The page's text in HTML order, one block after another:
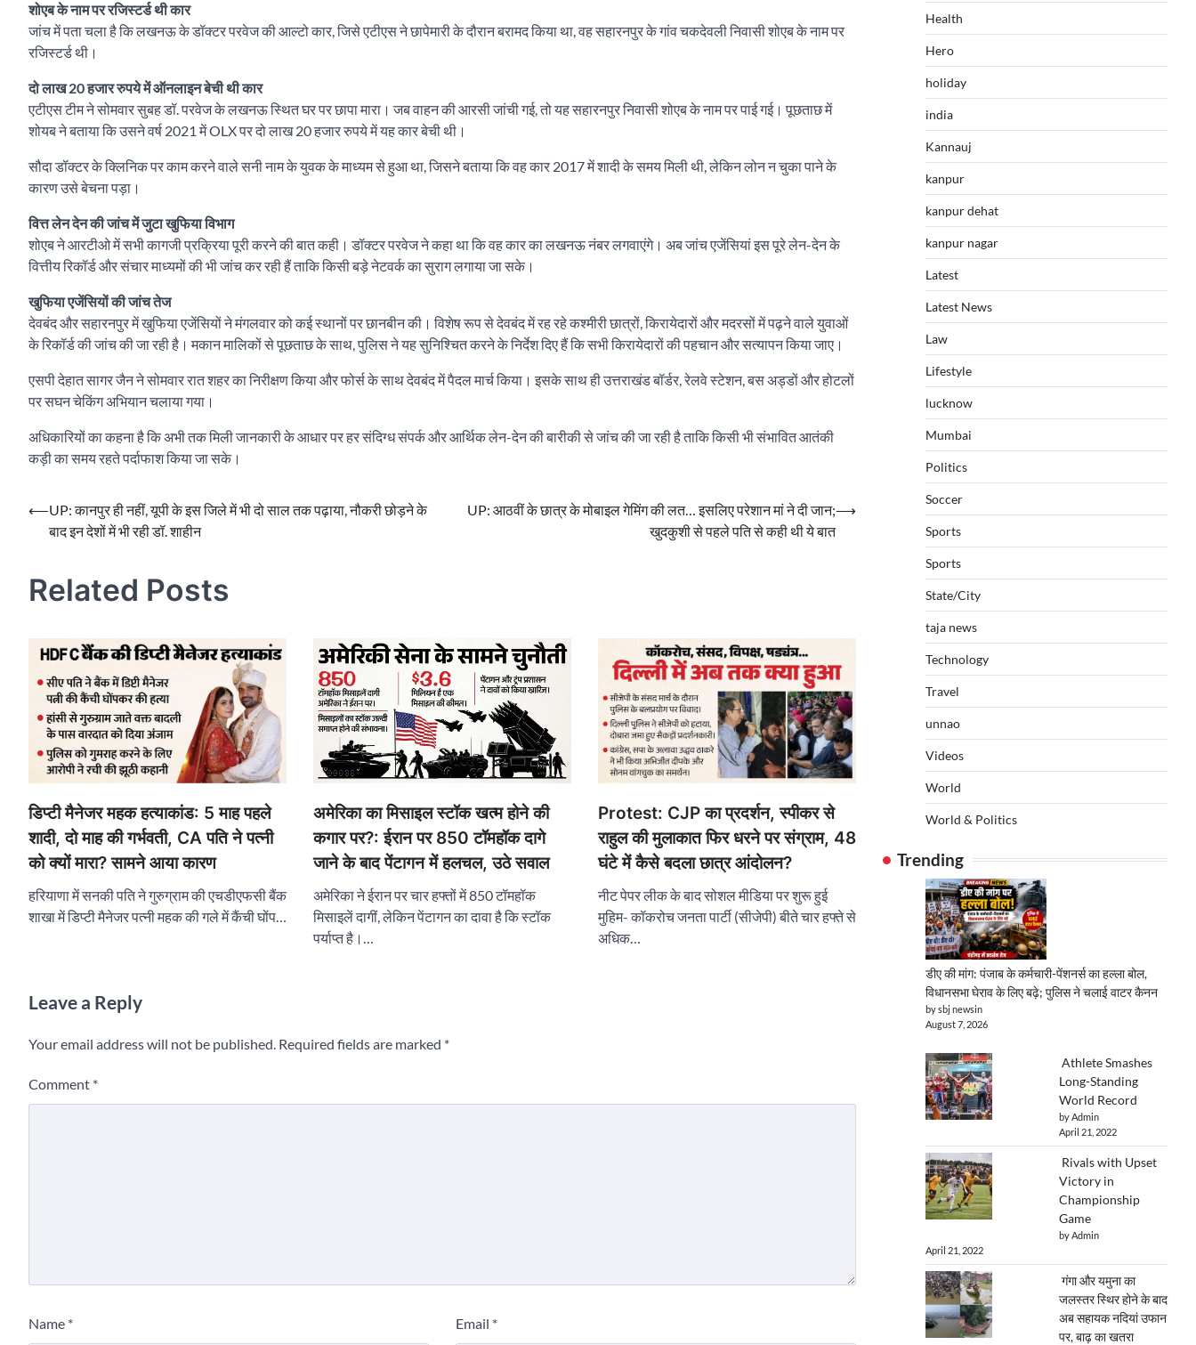
शोएब के नाम पर रजिस्टर्ड थी कार
जांच में पता चला है कि लखनऊ के डॉक्टर परवेज की आल्टो कार, जिसे एटीएस ने छापेमारी के दौरान बरामद किया था, वह सहारनपुर के गांव चकदेवली निवासी शोएब के नाम पर
रजिस्टर्ड थी।
दो लाख 20 हजार रुपये में ऑनलाइन बेची थी कार
एटीएस टीम ने सोमवार सुबह डॉ. परवेज के लखनऊ स्थित घर पर छापा मारा। जब वाहन की आरसी जांची गई, तो यह सहारनपुर निवासी शोएब के नाम पर पाई गई। पूछताछ में
शोयब ने बताया कि उसने वर्ष 2021 में OLX पर दो लाख 20 हजार रुपये में यह कार बेची थी।
सौदा डॉक्टर के क्लिनिक पर काम करने वाले सनी नाम के युवक के माध्यम से हुआ था, जिसने बताया कि वह कार 2017 में शादी के समय मिली थी, लेकिन लोन न चुका पाने के
कारण उसे बेचना पड़ा।
वित्त लेन देन की जांच में जुटा खुफिया विभाग
शोएब ने आरटीओ में सभी कागजी प्रक्रिया पूरी करने की बात कही। डॉक्टर परवेज ने कहा था कि वह कार का लखनऊ नंबर लगवाएंगे। अब जांच एजेंसियां इस पूरे लेन-देन के
वित्तीय रिकॉर्ड और संचार माध्यमों की भी जांच कर रही हैं ताकि किसी बड़े नेटवर्क का सुराग लगाया जा सके।
खुफिया एजेंसियों की जांच तेज
देवबंद और सहारनपुर में खुफिया एजेंसियों ने मंगलवार को कई स्थानों पर छानबीन की। विशेष रूप से देवबंद में रह रहे कश्मीरी छात्रों, किरायेदारों और मदरसों में पढ़ने वाले युवाओं
के रिकॉर्ड की जांच की जा रही है। मकान मालिकों से पूछताछ के साथ, पुलिस ने यह सुनिश्चित करने के निर्देश दिए हैं कि सभी किरायेदारों की पहचान और सत्यापन किया जाए।
एसपी देहात सागर जैन ने सोमवार रात शहर का निरीक्षण किया और फोर्स के साथ देवबंद में पैदल मार्च किया। इसके साथ ही उत्तराखंड बॉर्डर, रेलवे स्टेशन, बस अड्डों और होटलों
पर सघन चेकिंग अभियान चलाया गया।
अधिकारियों का कहना है कि अभी तक मिली जानकारी के आधार पर हर संदिग्ध संपर्क और आर्थिक लेन-देन की बारीकी से जांच की जा रही है ताकि किसी भी संभावित आतंकी
कड़ी का समय रहते पर्दाफाश किया जा सके।
Post
navigation
⟵UP: कानपुर ही नहीं, यूपी के इस जिले में भी दो साल तक पढ़ाया, नौकरी छोड़ने के
बाद इन देशों में भी रही डॉ. शाहीन
UP: आठवीं के छात्र के मोबाइल गेमिंग की लत… इसलिए परेशान मां ने दी जान;
खुदकुशी से पहले पति से कही थी ये बात
⟶
Related Posts
डिप्टी मैनेजर महक हत्याकांड: 5 माह पहले
शादी, दो माह की गर्भवती, CA पति ने पत्नी
को क्यों मारा? सामने आया कारण
हरियाणा में सनकी पति ने गुरुग्राम की एचडीएफसी बैंक
शाखा में डिप्टी मैनेजर पत्नी महक की गले में कैंची घोंप…
अमेरिका का मिसाइल स्टॉक खत्म होने की
कगार पर?: ईरान पर 850 टॉमहॉक दागे
जाने के बाद पेंटागन में हलचल, उठे सवाल
अमेरिका ने ईरान पर चार हफ्तों में 850 टॉमहॉक
मिसाइलें दागीं, लेकिन पेंटागन का दावा है कि स्टॉक
पर्याप्त है।…
Protest: CJP का प्रदर्शन, स्पीकर से
राहुल की मुलाकात फिर धरने पर संग्राम, 48
घंटे में कैसे बदला छात्र आंदोलन?
नीट पेपर लीक के बाद सोशल मीडिया पर शुरू हुई
मुहिम- कॉकरोच जनता पार्टी (सीजेपी) बीते चार हफ्ते से
अधिक…
Leave a Reply
Your email address will not be published. Required fields are marked *
Comment *
Name * Email *
Health
Hero
holiday
india
Kannauj
kanpur
kanpur dehat
kanpur nagar
Latest
Latest News
Law
Lifestyle
lucknow
Mumbai
Politics
Soccer
Sports
Sports
State/City
taja news
Technology
Travel
unnao
Videos
World
World & Politics
Trending
डीए की मांग: पंजाब के कर्मचारी-पेंशनर्स का हल्ला बोल,
विधानसभा घेराव के लिए बढ़े; पुलिस ने चलाई वाटर कैनन
by sbj newsin
August 7, 2026
Athlete Smashes
Long-Standing
World Record
by Admin
April 21, 2022
Rivals with Upset
Victory in
Championship
Game
by Admin
April 21, 2022
गंगा और यमुना का
जलस्तर स्थिर होने के बाद
अब सहायक नदियां उफान
पर, बाढ़ का खतरा